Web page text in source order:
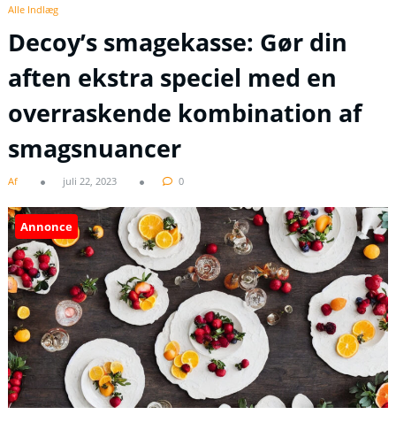
Alle Indlæg
Decoy’s smagekasse: Gør din
aften ekstra speciel med en
overraskende kombination af
smagsnuancer
Af juli 22, 2023 0
Annonce